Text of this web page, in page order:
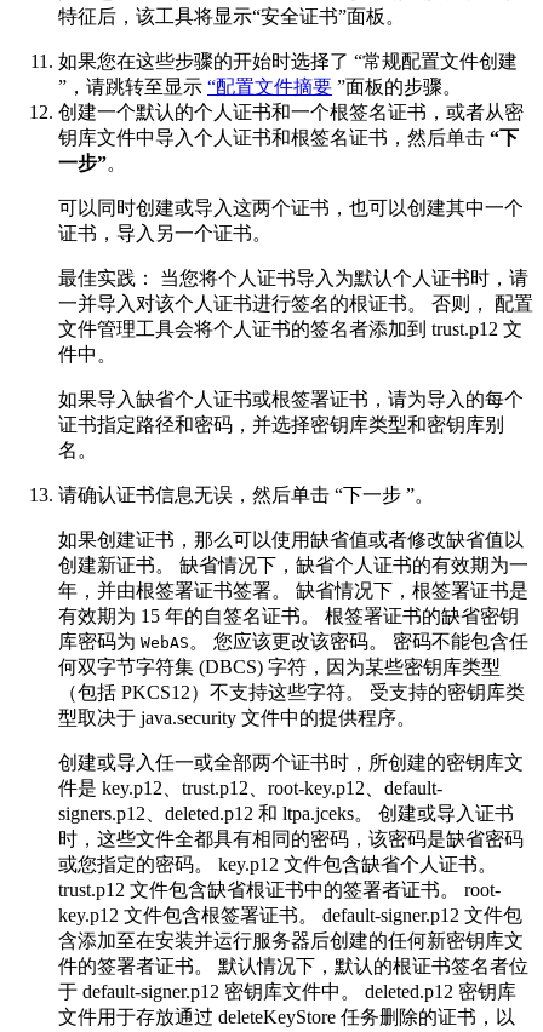
特征后，该工具将显示“安全证书”面板。
如果您在这些步骤的开始时选择了 “常规配置文件创建
”，请跳转至显示 “配置文件摘要 ”面板的步骤。
创建一个默认的个人证书和一个根签名证书，或者从密
钥库文件中导入个人证书和根签名证书，然后单击 “下
一步”。
可以同时创建或导入这两个证书，也可以创建其中一个
证书，导入另一个证书。
最佳实践：
当您将个人证书导入为默认个人证书时，请
一并导入对该个人证书进行签名的根证书。 否则， 配置
文件管理工具会将个人证书的签名者添加到 trust.p12 文
件中。
如果导入缺省个人证书或根签署证书，请为导入的每个
证书指定路径和密码，并选择密钥库类型和密钥库别
名。
请确认证书信息无误，然后单击 “下一步 ”。
如果创建证书，那么可以使用缺省值或者修改缺省值以
创建新证书。 缺省情况下，缺省个人证书的有效期为一
年，并由根签署证书签署。 缺省情况下，根签署证书是
有效期为 15 年的自签名证书。 根签署证书的缺省密钥
库密码为 WebAS 。 您应该更改该密码。 密码不能包含任
何双字节字符集 (DBCS) 字符，因为某些密钥库类型
（包括 PKCS12）不支持这些字符。 受支持的密钥库类
型取决于 java.security 文件中的提供程序。
创建或导入任一或全部两个证书时，所创建的密钥库文
件是 key.p12、trust.p12、root-key.p12、default-
signers.p12、deleted.p12 和 ltpa.jceks。 创建或导入证书
时，这些文件全都具有相同的密码，该密码是缺省密码
或您指定的密码。 key.p12 文件包含缺省个人证书。
trust.p12 文件包含缺省根证书中的签署者证书。 root-
key.p12 文件包含根签署证书。 default-signer.p12 文件包
含添加至在安装并运行服务器后创建的任何新密钥库文
件的签署者证书。 默认情况下，默认的根证书签名者位
于 default-signer.p12 密钥库文件中。 deleted.p12 密钥库
文件用于存放通过 deleteKeyStore 任务删除的证书，以